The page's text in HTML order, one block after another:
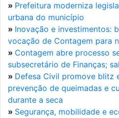
» Prefeitura moderniza
urbana do município
» Inovação e investimentos:
vocação de Contagem para
» Contagem abre processo
subsecretário de Finanças;
» Defesa Civil promove blitz
prevenção de queimadas e
durante a seca
» Segurança, mobilidade e